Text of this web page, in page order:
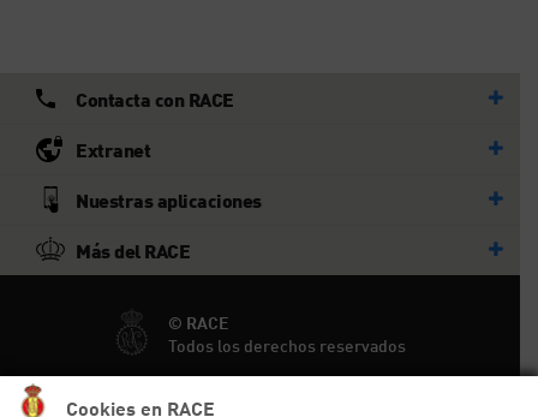
Cookies en RACE
Contacta con RACE
Extranet
Nuestras aplicaciones
Más del RACE
© RACE
Todos los derechos reservados
Ayuda y sitemap